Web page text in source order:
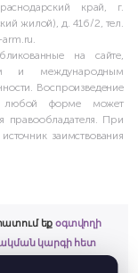
край, г.
жилой), д. 416/2, тел.
на сайте,
и международным
Воспроизведение
любой форме может
правообладателя. При
заимствования
եքօգտվողի
կարգի հետ